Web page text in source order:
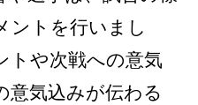
ントを行いまし
トや次戦への意気
意気込みが伝わる